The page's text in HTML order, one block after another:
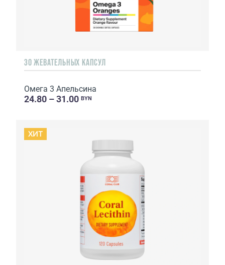
30 ЖЕВАТЕЛЬНЫХ КАПСУЛ
Омега 3 Апельсина
24.80 – 31.00 BYN
ХИТ